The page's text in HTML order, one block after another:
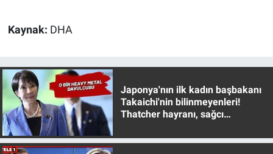
Kaynak: DHA
Japonya'nın ilk kadın başbakanı
Takaichi'nin bilinmeyenleri!
Thatcher hayranı, sağcı